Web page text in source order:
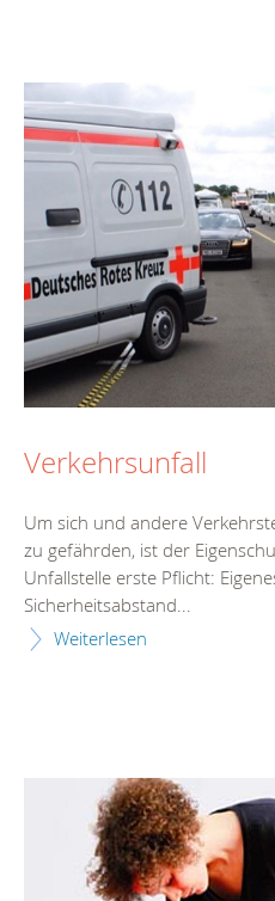
Verkehrsunfall
Um sich und andere
zu gefährden, ist der
Unfallstelle erste Pflicht:
Sicherheitsabstand...
Weiterlesen